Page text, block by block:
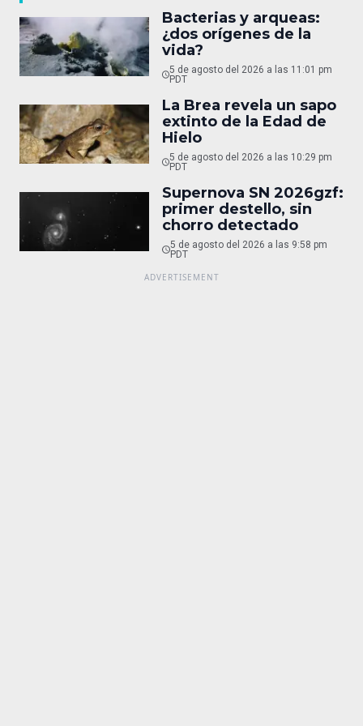
Bacterias y arqueas:
¿dos orígenes de la
vida?
5 de agosto del 2026 a las 11:01 pm
PDT
La Brea revela un sapo
extinto de la Edad de
Hielo
5 de agosto del 2026 a las 10:29 pm
PDT
Supernova SN 2026gzf:
primer destello, sin
chorro detectado
5 de agosto del 2026 a las 9:58 pm
PDT